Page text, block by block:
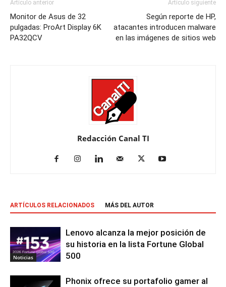
Artículo anterior
Monitor de Asus de 32
pulgadas: ProArt Display 6K
PA32QCV
Artículo siguiente
Según reporte de HP,
atacantes introducen malware
en las imágenes de sitios web
Redacción Canal TI
ARTÍCULOS RELACIONADOS MÁS DEL AUTOR
Noticias
Lenovo alcanza la mejor posición de
su historia en la lista Fortune Global
500
Phonix ofrece su portafolio gamer al